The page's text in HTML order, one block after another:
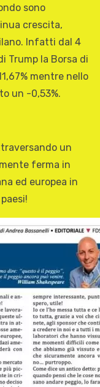
sono
crescita,
Infatti dal 4
Trump la Borsa di
mentre nello
un -0,53%.
un
ferma in
ed europea in